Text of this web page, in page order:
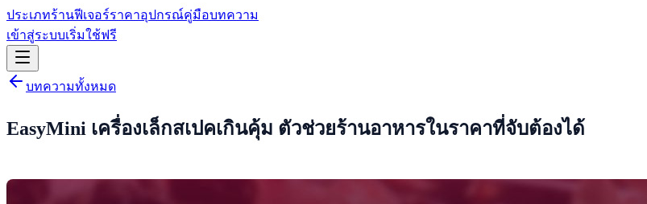
ประเภทร้านฟีเจอร์ราคาอุปกรณ์คู่มือบทความ
เข้าสู่ระบบเริ่มใช้ฟรี
บทความทั้งหมด
EasyMini เครื่องเล็กสเปคเกินคุ้ม ตัวช่วยร้านอาหารในราคาที่จับต้องได้